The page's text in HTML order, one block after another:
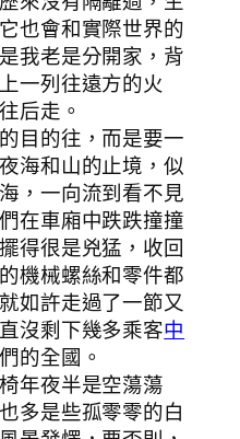
也會和實際世界的
我老是分開家，背
一列往遠方的火
后走。
目的往，而是要一
海和山的止境，似
，一向流到看不見
在車廂中跌跌撞撞
得很是兇猛，收回
機械螺絲和零件都
如許走過了一節又
沒剩下幾多乘客中
的全國。
年夜半是空蕩蕩
多是些孤零零的白